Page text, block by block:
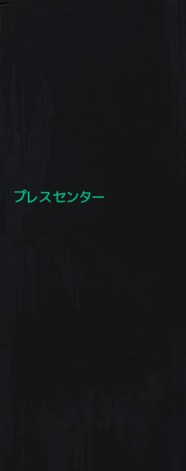
プレスセンター